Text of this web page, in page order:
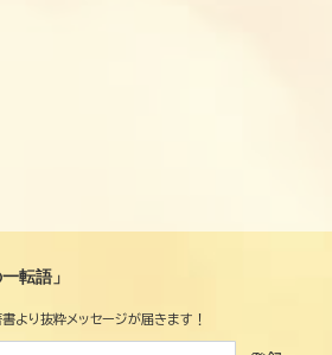
転語」
より抜粋メッセージが届きます！